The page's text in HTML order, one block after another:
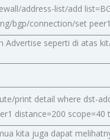
address-list/add
bgp/connection/set
Advertise seperti di atas
print detail where dst-
distance=200
kita juga dapat